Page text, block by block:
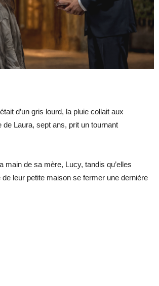
d’un gris lourd, la pluie collait aux
de Laura, sept ans, prit un tournant
main de sa mère, Lucy, tandis qu’elles
de leur petite maison se fermer une dernière